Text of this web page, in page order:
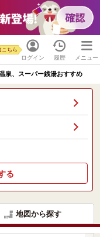
ログイン
こちら
履歴 メニュー
泉、スーパー銭湯おすすめ
る
地図から探す